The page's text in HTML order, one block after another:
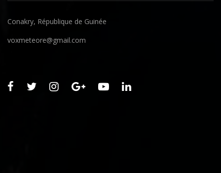
Conakry, République de Guinée
voxmeteore@gmail.com